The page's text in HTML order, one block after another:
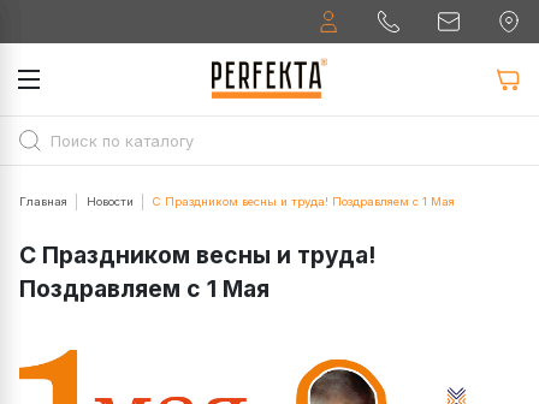
Главная Новости С Праздником весны и труда! Поздравляем с 1 Мая
С Праздником весны и труда!
Поздравляем с 1 Мая